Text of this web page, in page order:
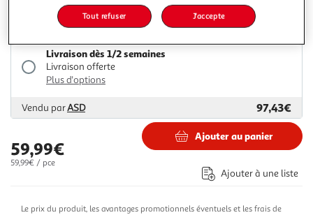
Vendu par Multishop 72,79€
Livraison dès 1/2 semaines
Livraison offerte
Plus d'options
Vendu parASD 97,43€
59,99€
59,99€ / pce
Ajouter au panier
Ajouter à une liste
Le prix du produit, les avantages promotionnels éventuels et les frais de
Tout refuser J'accepte